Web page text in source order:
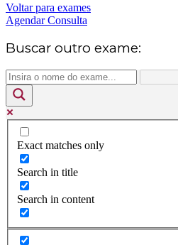
Voltar para exames
Agendar Consulta
Buscar outro exame:
Exact matches only
Search in title
Search in content